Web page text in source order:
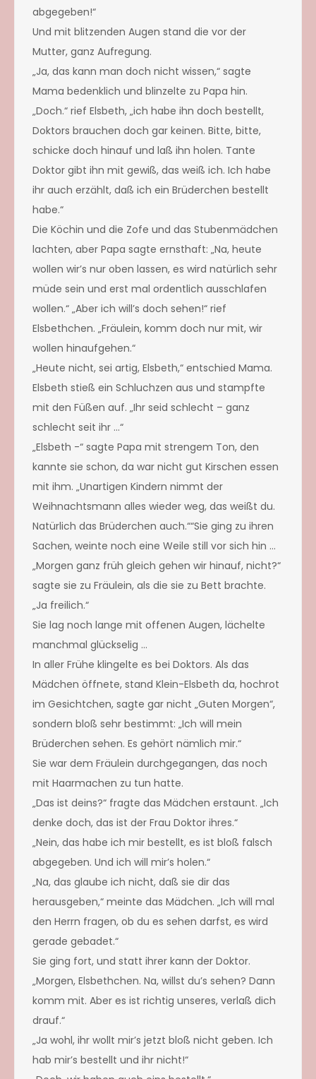
abgegeben!“
Und mit blitzenden Augen stand die vor der
Mutter, ganz Aufregung.
„Ja, das kann man doch nicht wissen,“ sagte
Mama bedenklich und blinzelte zu Papa hin.
„Doch.“ rief Elsbeth, „ich habe ihn doch bestellt,
Doktors brauchen doch gar keinen. Bitte, bitte,
schicke doch hinauf und laß ihn holen. Tante
Doktor gibt ihn mit gewiß, das weiß ich. Ich habe
ihr auch erzählt, daß ich ein Brüderchen bestellt
habe.“
Die Köchin und die Zofe und das Stubenmädchen
lachten, aber Papa sagte ernsthaft: „Na, heute
wollen wir’s nur oben lassen, es wird natürlich sehr
müde sein und erst mal ordentlich ausschlafen
wollen.“ „Aber ich will’s doch sehen!“ rief
Elsbethchen. „Fräulein, komm doch nur mit, wir
wollen hinaufgehen.“
„Heute nicht, sei artig, Elsbeth,“ entschied Mama.
Elsbeth stieß ein Schluchzen aus und stampfte
mit den Füßen auf. „Ihr seid schlecht – ganz
schlecht seit ihr …“
„Elsbeth -“ sagte Papa mit strengem Ton, den
kannte sie schon, da war nicht gut Kirschen essen
mit ihm. „Unartigen Kindern nimmt der
Weihnachtsmann alles wieder weg, das weißt du.
Natürlich das Brüderchen auch.““Sie ging zu ihren
Sachen, weinte noch eine Weile still vor sich hin …
„Morgen ganz früh gleich gehen wir hinauf, nicht?“
sagte sie zu Fräulein, als die sie zu Bett brachte.
„Ja freilich.“
Sie lag noch lange mit offenen Augen, lächelte
manchmal glückselig …
In aller Frühe klingelte es bei Doktors. Als das
Mädchen öffnete, stand Klein-Elsbeth da, hochrot
im Gesichtchen, sagte gar nicht „Guten Morgen“,
sondern bloß sehr bestimmt: „Ich will mein
Brüderchen sehen. Es gehört nämlich mir.“
Sie war dem Fräulein durchgegangen, das noch
mit Haarmachen zu tun hatte.
„Das ist deins?“ fragte das Mädchen erstaunt. „Ich
denke doch, das ist der Frau Doktor ihres.“
„Nein, das habe ich mir bestellt, es ist bloß falsch
abgegeben. Und ich will mir’s holen.“
„Na, das glaube ich nicht, daß sie dir das
herausgeben,“ meinte das Mädchen. „Ich will mal
den Herrn fragen, ob du es sehen darfst, es wird
gerade gebadet.“
Sie ging fort, und statt ihrer kann der Doktor.
„Morgen, Elsbethchen. Na, willst du’s sehen? Dann
komm mit. Aber es ist richtig unseres, verlaß dich
drauf.“
„Ja wohl, ihr wollt mir’s jetzt bloß nicht geben. Ich
hab mir’s bestellt und ihr nicht!“